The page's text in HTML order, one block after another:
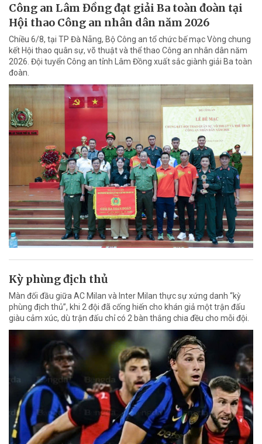
Công an Lâm Đồng đạt giải Ba toàn đoàn tại
Hội thao Công an nhân dân năm 2026
Chiều 6/8, tại TP Đà Nẵng, Bộ Công an tổ chức bế mạc Vòng chung
kết Hội thao quân sự, võ thuật và thể thao Công an nhân dân năm
2026. Đội tuyển Công an tỉnh Lâm Đồng xuất sắc giành giải Ba toàn
đoàn.
Kỳ phùng địch thủ
Màn đối đầu giữa AC Milan và Inter Milan thực sự xứng danh “kỳ
phùng địch thủ”, khi 2 đội đã cống hiến cho khán giả một trận đấu
giàu cảm xúc, dù trận đấu chỉ có 2 bàn thắng chia đều cho mỗi đội.